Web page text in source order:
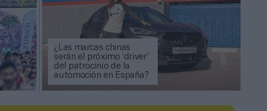
¿Las marcas chinas
serán el próximo ‘driver’
del patrocinio de la
automoción en España?